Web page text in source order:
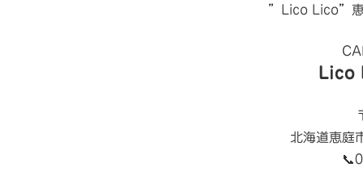
”Lico Lico”恵
Lico
北海道恵庭